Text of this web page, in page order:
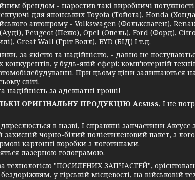
брендом - наростив такі виробничі
для японських Toyota (Тойота), Honda
автопрому - Volkswagen (Фольксваген),
Peugeot (Пежо), Opel (Опель), Ford (Форд),
Great Wall (Гріт Волл), BYD (БІД) І т.д.
за якістю та надійністю, - давно не
у будь-якій сфері: комп'ютерній
При цьому ціни залишаються
світі.
за адекватні гроші!
ОРИГІНАЛЬНУ ПРОДУКЦІЮ Acsuss, І не
в назві, І справжні запчастини Аксусс
чорно-білий поліетиленовий пакет, з
картонні коробки з логотипами.
лазерною голограмою.
технологією "ПОСИЛЕНИХ ЗАПЧАСТЕЙ",
у гірській місцевості, на військовій